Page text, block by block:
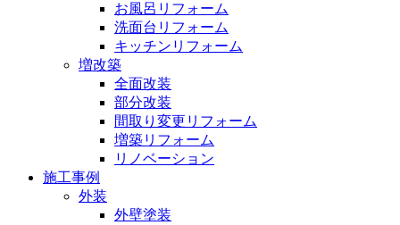
お風呂リフォーム
洗面台リフォーム
キッチンリフォーム
増改築
全面改装
部分改装
間取り変更リフォーム
増築リフォーム
リノベーション
施工事例
外装
外壁塗装